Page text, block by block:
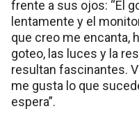
frente a sus ojos: “El
lentamente y el
que creo me encanta,
goteo, las luces y la
resultan fascinantes.
me gusta lo que
espera”.